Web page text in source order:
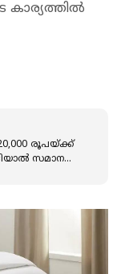
കാര്യത്തില്‍
രൂപയ്ക്ക്
സമാന